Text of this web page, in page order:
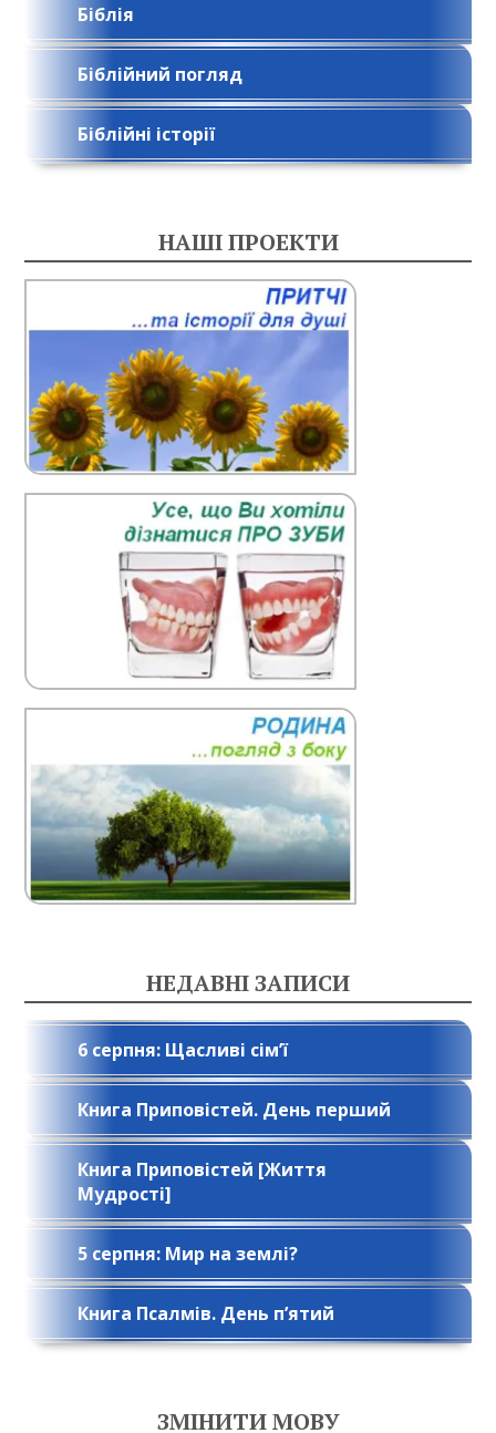
Біблія
Біблійний погляд
Біблійні історії
НАШІ ПРОЕКТИ
НЕДАВНІ ЗАПИСИ
6 серпня: Щасливі сім’ї
Книга Приповістей. День перший
Книга Приповістей [Життя
Мудрості]
5 серпня: Мир на землі?
Книга Псалмів. День п’ятий
ЗМІНИТИ МОВУ